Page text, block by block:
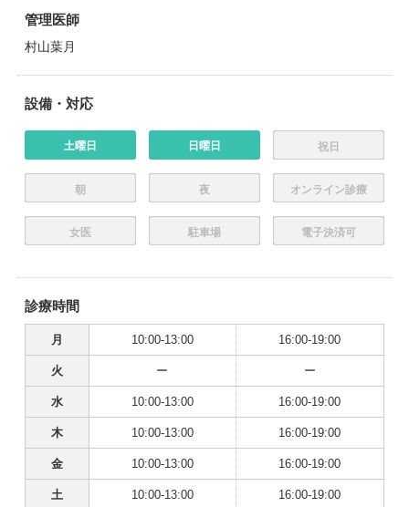
管理医師
村山葉月
設備・対応
土曜日 日曜日 祝日
朝 夜 オンライン診療
女医 駐車場 電子決済可
診療時間
月 10:00-13:00 16:00-19:00
火 ー ー
水 10:00-13:00 16:00-19:00
木 10:00-13:00 16:00-19:00
金 10:00-13:00 16:00-19:00
土 10:00-13:00 16:00-19:00